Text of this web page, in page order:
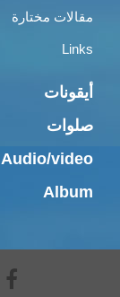
مقالات مختارة
Links
أيقونات
صلوات
Audio/video
Album